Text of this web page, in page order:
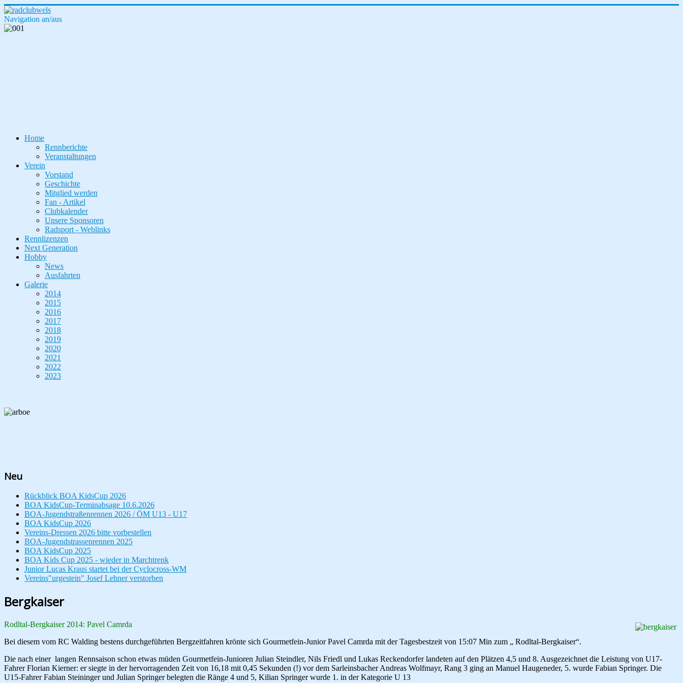
Navigation an/aus
Home
Rennberichte
Veranstaltungen
Verein
Vorstand
Geschichte
Mitglied werden
Fan - Artikel
Clubkalender
Unsere Sponsoren
Radsport - Weblinks
Rennlizenzen
Next Generation
Hobby
News
Ausfahrten
Galerie
2014
2015
2016
2017
2018
2019
2020
2021
2022
2023
Neu
Rückblick BOA KidsCup 2026
BOA KidsCup-Terminabsage 10.6.2026
BOA-Jugendstraßenrennen 2026 / ÖM U13 - U17
BOA KidsCup 2026
Vereins-Dressen 2026 bitte vorbestellen
BOA-Jugendstrassenrennen 2025
BOA KidsCup 2025
BOA Kids Cup 2025 - wieder in Marchtrenk
Junior Lucas Kraus startet bei der Cyclocross-WM
Vereins"urgestein" Josef Lehner verstorben
Bergkaiser
Rodltal-Bergkaiser 2014: Pavel Camrda
Bei diesem vom RC Walding bestens durchgeführten Bergzeitfahren krönte sich Gourmetfein-Junior Pavel Camrda mit der Tagesbestzeit von 15:07 Min zum „ Rodltal-Bergkaiser“.
Die nach einer langen Rennsaison schon etwas müden Gourmetfein-Junioren Julian Steindler, Nils Friedl und Lukas Reckendorfer landeten auf den Plätzen 4,5 und 8. Ausgezeichnet die Leistung von U17-
Fahrer Florian Kierner: er siegte in der hervorragenden Zeit von 16,18 mit 0,45 Sekunden (!) vor dem Sarleinsbacher Andreas Wolfmayr, Rang 3 ging an Manuel Haugeneder, 5. wurde Fabian Springer. Die
U15-Fahrer Fabian Steininger und Julian Springer belegten die Ränge 4 und 5, Kilian Springer wurde 1. in der Kategorie U 13